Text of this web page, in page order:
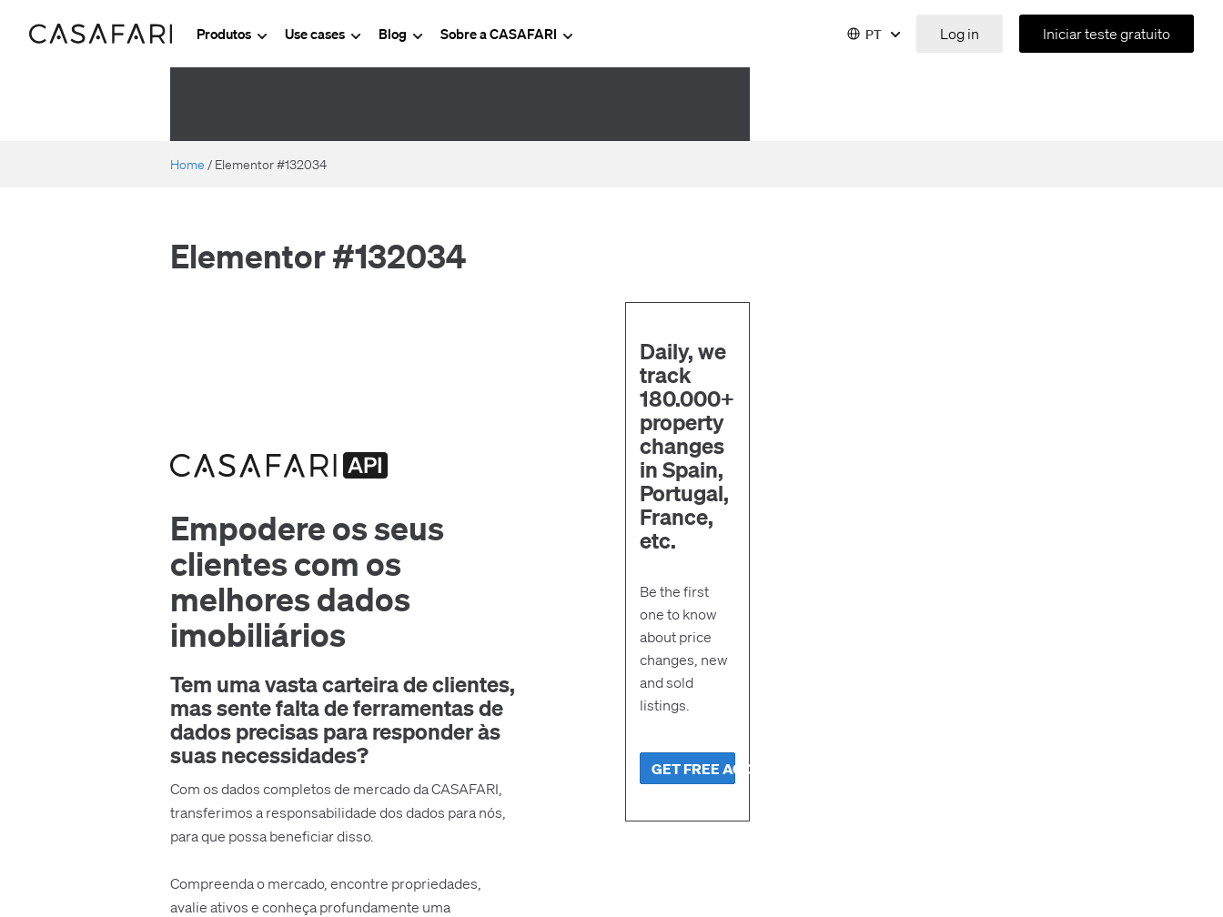
Produtos Use cases Blog Sobre a CASAFARI PT Log in Iniciar teste gratuito
Home / Elementor #132034
Elementor #132034
Empodere os seus
clientes com os
melhores dados
imobiliários
Tem uma vasta carteira de clientes,
mas sente falta de ferramentas de
dados precisas para responder às
suas necessidades?
Com os dados completos de mercado da CASAFARI,
transferimos a responsabilidade dos dados para nós,
para que possa beneficiar disso.
Compreenda o mercado, encontre propriedades,
avalie ativos e conheça profundamente uma
Daily, we
track
180.000+
property
changes
in Spain,
Portugal,
France,
etc.
Be the first
one to know
about price
changes, new
and sold
listings.
GET FREE ACCESS